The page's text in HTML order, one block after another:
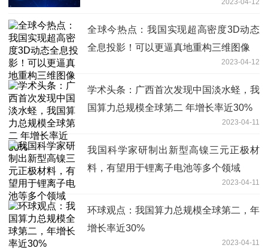
全球今热点：我国实现超高密度3D动态
全息投影！可以更逼真地重构三维图像
2023-04-12
学术头条：广西首次发现中国淡水蛏，我
国算力总规模全球第二 年增长率近30%
2023-04-11
我国科学家研制出新型高镍三元正极材
料，有望用于锂离子电池等多个领域
2023-04-11
环球观点：我国算力总规模全球第二，年
增长率近30%
2023-04-11